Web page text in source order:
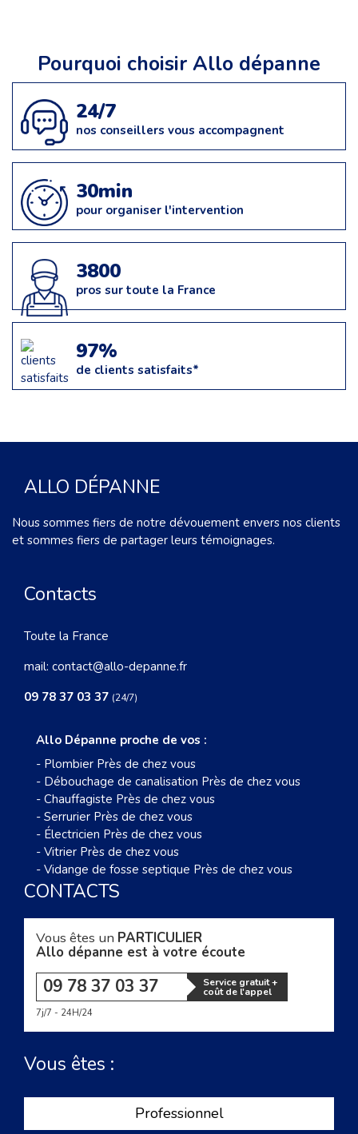
Pourquoi choisir Allo dépanne
24/7
nos conseillers vous accompagnent
30min
pour organiser l'intervention
3800
pros sur toute la France
97%
de clients satisfaits*
ALLO DÉPANNE
Nous sommes fiers de notre dévouement envers nos clients
et sommes fiers de partager leurs témoignages.
Contacts
Toute la France
mail: contact@allo-depanne.fr
09 78 37 03 37 (24/7)
Allo Dépanne proche de vos :
- Plombier Près de chez vous
- Débouchage de canalisation Près de chez vous
- Chauffagiste Près de chez vous
- Serrurier Près de chez vous
- Électricien Près de chez vous
- Vitrier Près de chez vous
- Vidange de fosse septique Près de chez vous
CONTACTS
Vous êtes un PARTICULIER
Allo dépanne est à votre écoute
09 78 37 03 37 Service gratuit +
coût de l'appel
7j/7 - 24H/24
Vous êtes :
Professionnel